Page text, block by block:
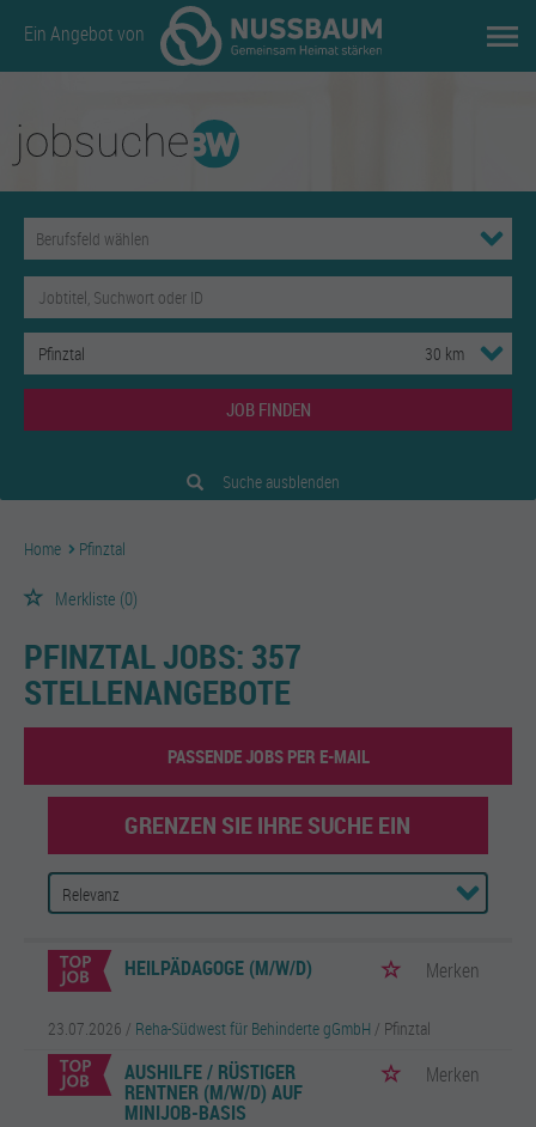
Ein Angebot von
JOB FINDEN
Suche ausblenden
Home Pfinztal
Merkliste (0)
PFINZTAL JOBS: 357
STELLENANGEBOTE
PASSENDE JOBS PER E-MAIL
GRENZEN SIE IHRE SUCHE EIN
HEILPÄDAGOGE (M/W/D) Merken
23.07.2026 / Reha-Südwest für Behinderte gGmbH / Pfinztal
AUSHILFE / RÜSTIGER
RENTNER (M/W/D) AUF
MINIJOB-BASIS
Merken